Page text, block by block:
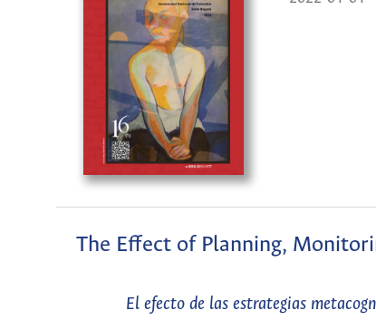
The Effect of Planning,
El efecto de las estrategias